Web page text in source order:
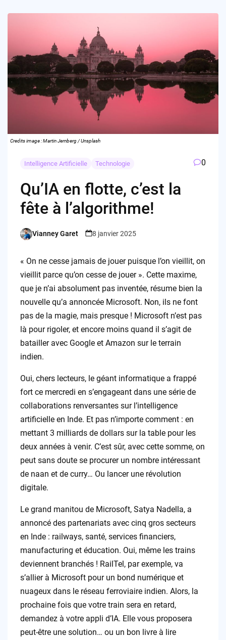
Credits image : Martin Jernberg / Unsplash
Intelligence Artificielle Technologie 0
Qu’IA en flotte, c’est la
fête à l’algorithme!
Posted
Vianney Garet 8 janvier 2025
« On ne cesse jamais de jouer puisque l’on vieillit, on
vieillit parce qu’on cesse de jouer ». Cette maxime,
que je n’ai absolument pas inventée, résume bien la
nouvelle qu’a annoncée Microsoft. Non, ils ne font
pas de la magie, mais presque ! Microsoft n’est pas
là pour rigoler, et encore moins quand il s’agit de
batailler avec Google et Amazon sur le terrain
indien.
Oui, chers lecteurs, le géant informatique a frappé
fort ce mercredi en s’engageant dans une série de
collaborations renversantes sur l’intelligence
artificielle en Inde. Et pas n’importe comment : en
mettant 3 milliards de dollars sur la table pour les
deux années à venir. C’est sûr, avec cette somme, on
peut sans doute se procurer un nombre intéressant
de naan et de curry… Ou lancer une révolution
digitale.
Le grand manitou de Microsoft, Satya Nadella, a
annoncé des partenariats avec cinq gros secteurs
en Inde : railways, santé, services financiers,
manufacturing et éducation. Oui, même les trains
deviennent branchés ! RailTel, par exemple, va
s’allier à Microsoft pour un bond numérique et
nuageux dans le réseau ferroviaire indien. Alors, la
prochaine fois que votre train sera en retard,
demandez à votre appli d’IA. Elle vous proposera
peut-être une solution… ou un bon livre à lire